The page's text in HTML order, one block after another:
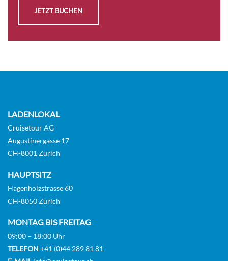
Retreat™. Für Kinder gibt es Camp Ocean™,
JETZT BUCHEN
LADENLOKAL
Cruisetour AG
Augustinergasse 17
CH-8001 Zürich
HAUPTSITZ
Hagenholzstrasse 60
CH-8050 Zürich
MONTAG BIS FREITAG
09:00 – 18:00 Uhr
TELEFON +41 (0)44 289 81 81